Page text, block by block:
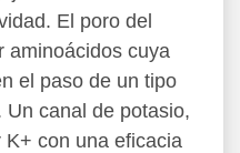
El poro del
aminoácidos cuya
el paso de un tipo
canal de potasio,
con una eficacia